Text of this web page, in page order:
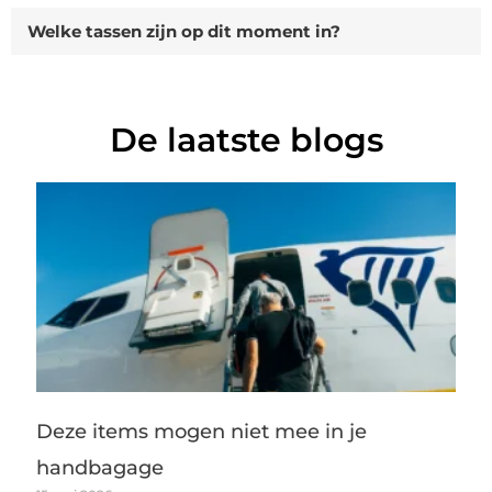
Welke tassen zijn op dit moment in?
De laatste blogs
Deze items mogen niet mee in je
handbagage